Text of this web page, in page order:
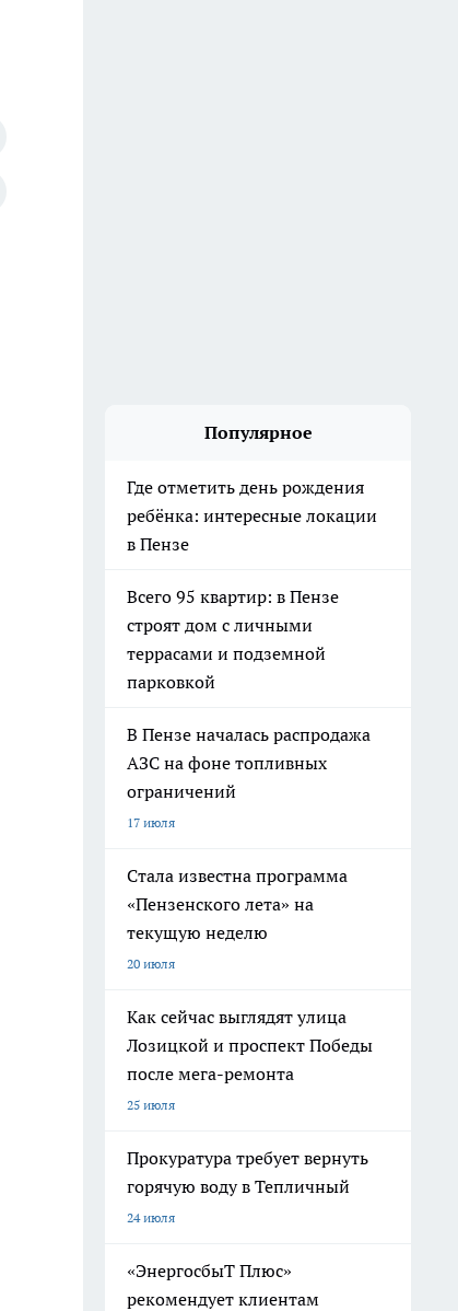
Популярное
Где отметить день рождения
ребёнка: интересные локации
в Пензе
Всего 95 квартир: в Пензе
строят дом с личными
террасами и подземной
парковкой
В Пензе началась распродажа
АЗС на фоне топливных
ограничений
17 июля
Стала известна программа
«Пензенского лета» на
текущую неделю
20 июля
Как сейчас выглядят улица
Лозицкой и проспект Победы
после мега-ремонта
25 июля
Прокуратура требует вернуть
горячую воду в Тепличный
24 июля
«ЭнергосбыТ Плюс»
рекомендует клиентам